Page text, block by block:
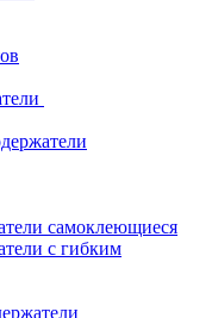
самоклеющиеся
с гибким